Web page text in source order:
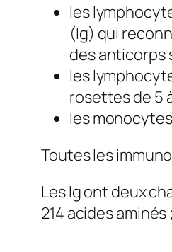
les
(lg) qui
des anticorps
les
rosettes de 5
les
Toutes les
Les Ig ont deux
214 acides